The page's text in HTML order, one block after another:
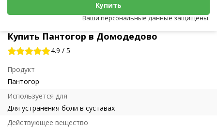
Купить Пантогор в Домодедово
4.9 / 5
Продукт
Пантогор
Используется для
Для устранения боли в суставах
Действующее вещество
Купить
Ваши персональные данные защищены.